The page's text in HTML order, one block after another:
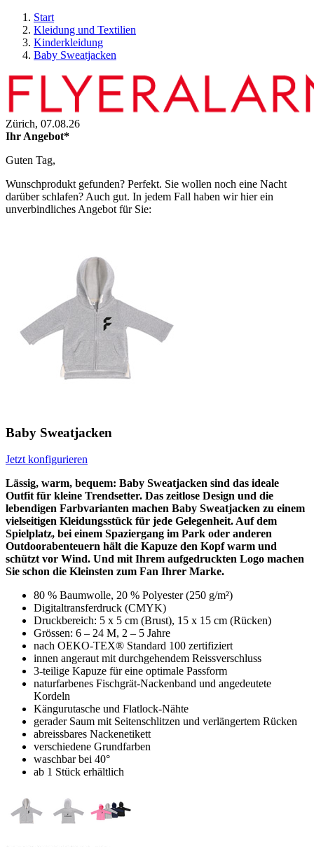
Start
Kleidung und Textilien
Kinderkleidung
Baby Sweatjacken
Zürich, 07.08.26
Ihr Angebot*
Guten Tag,
Wunschprodukt gefunden? Perfekt. Sie wollen noch eine Nacht
darüber schlafen? Auch gut. In jedem Fall haben wir hier ein
unverbindliches Angebot für Sie:
Baby Sweatjacken
Jetzt konfigurieren
Lässig, warm, bequem: Baby Sweatjacken sind das ideale
Outfit für kleine Trendsetter. Das zeitlose Design und die
lebendigen Farbvarianten machen Baby Sweatjacken zu einem
vielseitigen Kleidungsstück für jede Gelegenheit. Auf dem
Spielplatz, bei einem Spaziergang im Park oder anderen
Outdoorabenteuern hält die Kapuze den Kopf warm und
schützt vor Wind. Und mit Ihrem aufgedruckten Logo machen
Sie schon die Kleinsten zum Fan Ihrer Marke.
80 % Baumwolle, 20 % Polyester (250 g/m²)
Digitaltransferdruck (CMYK)
Druckbereich: 5 x 5 cm (Brust), 15 x 15 cm (Rücken)
Grössen: 6 – 24 M, 2 – 5 Jahre
nach OEKO-TEX® Standard 100 zertifiziert
innen angeraut mit durchgehendem Reissverschluss
3-teilige Kapuze für eine optimale Passform
naturfarbenes Fischgrät-Nackenband und angedeutete
Kordeln
Kängurutasche und Flatlock-Nähte
gerader Saum mit Seitenschlitzen und verlängertem Rücken
abreissbares Nackenetikett
verschiedene Grundfarben
waschbar bei 40°
ab 1 Stück erhältlich